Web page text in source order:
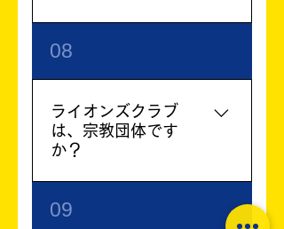
仕事が忙しい方でも、ご自
身のペースで活動に参加で
きます。まずは、興味のあ
る活動から少しずつ参加し
てみてはいかがでしょう
か。
08
ライオンズクラブ
は、宗教団体です
か？
ライオンズクラブは、特定
の宗教や政治団体とは無関
09